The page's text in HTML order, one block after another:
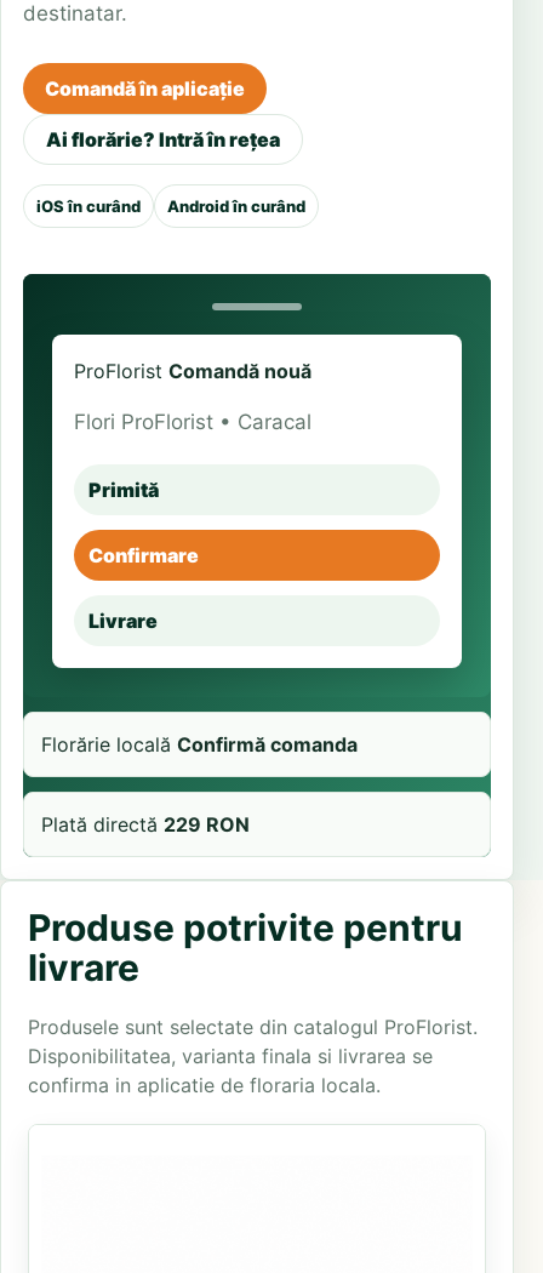
destinatar.
Comandă în aplicație
Ai florărie? Intră în rețea
iOS în curând Android în curând
ProFlorist Comandă nouă
Flori ProFlorist • Caracal
Primită
Confirmare
Livrare
Florărie locală Confirmă comanda
Plată directă 229 RON
Produse potrivite pentru
livrare
Produsele sunt selectate din catalogul ProFlorist.
Disponibilitatea, varianta finala si livrarea se
confirma in aplicatie de floraria locala.